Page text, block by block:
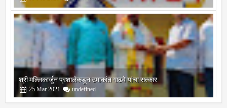
undefined
श्री मल्लिकार्जुन प्रशालेकडून उमाकांत गाढवे यांचा सत्कार